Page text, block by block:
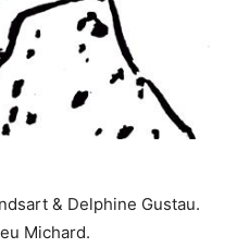
& Delphine Gustau.
Michard.